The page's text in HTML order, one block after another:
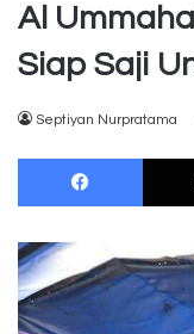
Al
Siap Saji
Septiyan Nurpratama